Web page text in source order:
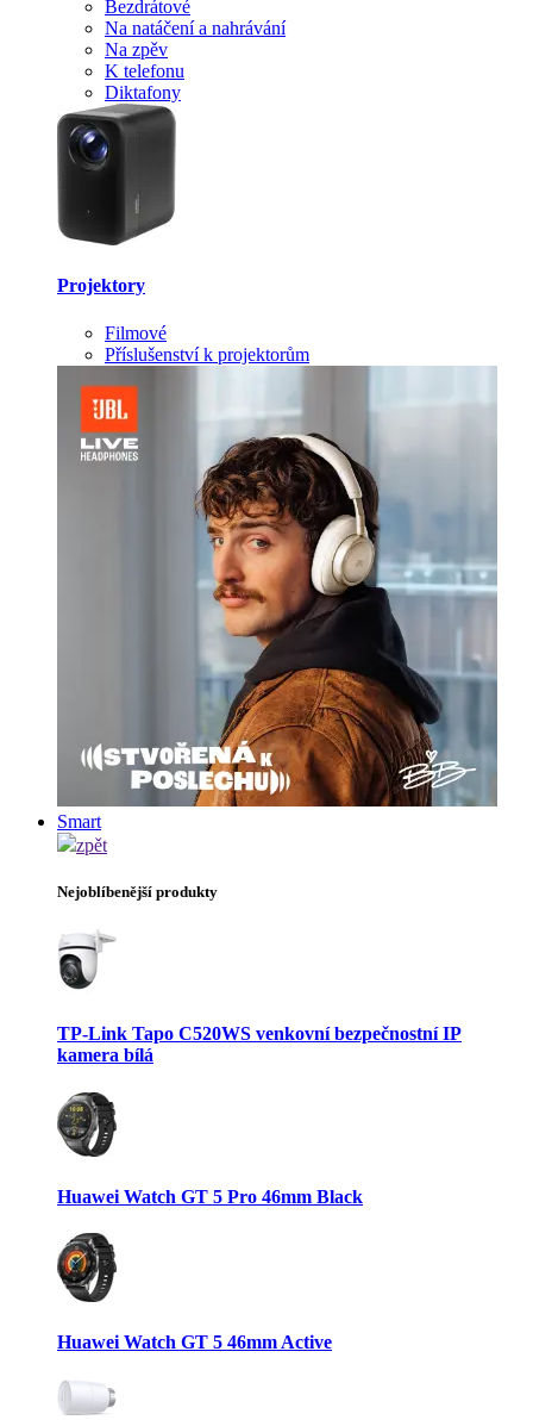
Bezdrátové
Na natáčení a nahrávání
Na zpěv
K telefonu
Diktafony
Projektory
Filmové
Příslušenství k projektorům
Smart
zpět
Nejoblíbenější produkty
TP-Link Tapo C520WS venkovní bezpečnostní IP
kamera bílá
Huawei Watch GT 5 Pro 46mm Black
Huawei Watch GT 5 46mm Active